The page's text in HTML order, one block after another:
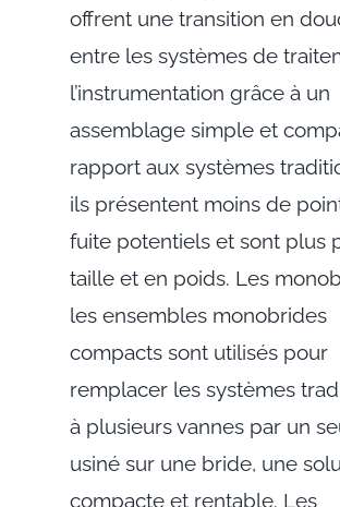
offrent une transition en
entre les systèmes de
l’instrumentation grâce à un
assemblage simple et
rapport aux systèmes
ils présentent moins de
fuite potentiels et sont plus
taille et en poids. Les
les ensembles monobrides
compacts sont utilisés pour
remplacer les systèmes
à plusieurs vannes par un
usiné sur une bride, une
compacte et rentable. Les